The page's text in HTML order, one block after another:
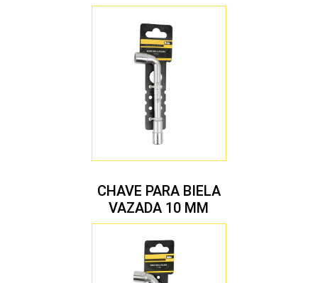
CHAVE PARA BIELA
VAZADA 10 MM